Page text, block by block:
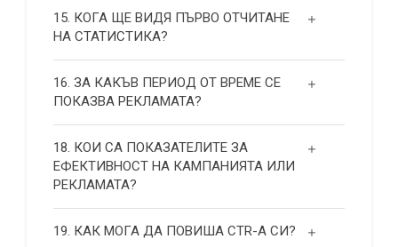
15. КОГА ЩЕ ВИДЯ ПЪРВО ОТЧИТАНЕ
НА СТАТИСТИКА?
16. ЗА КАКЪВ ПЕРИОД ОТ ВРЕМЕ СЕ
ПОКАЗВА РЕКЛАМАТА?
18. КОИ СА ПОКАЗАТЕЛИТЕ ЗА
ЕФЕКТИВНОСТ НА КАМПАНИЯТА ИЛИ
РЕКЛАМАТА?
19. КАК МОГА ДА ПОВИША СТR-А СИ?